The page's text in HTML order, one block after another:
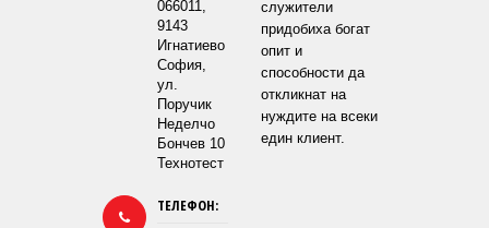
066011,
9143
Игнатиево
София,
ул.
Поручик
Неделчо
Бончев 10
Технотест
ТЕЛЕФОН:
служители
придобиха богат
опит и
способности да
откликнат на
нуждите на всеки
един клиент.